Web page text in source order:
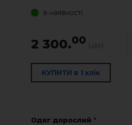
в наявності
2 300.00 UAH
КУПИТИ в 1 клік
Одяг дорослий *